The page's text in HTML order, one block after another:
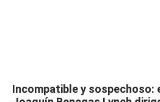
Incompatible y sospechoso: